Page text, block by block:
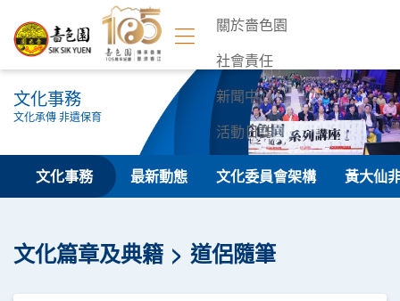
關於嗇色園
社會責任
新聞中心
活動日誌
聯絡我們
文化事務
文化承傳 非遺保育
文化事務 最新動態 文化委員會架構 黃大仙
文化篇章及典籍 道侶隨筆